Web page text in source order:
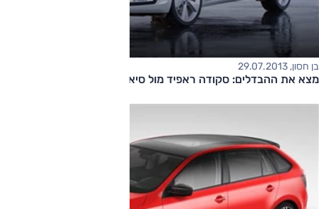
בן חסון, 29.07.2013
מצא את ההבדלים: סקודה ראפיד מול סיאט טולדו